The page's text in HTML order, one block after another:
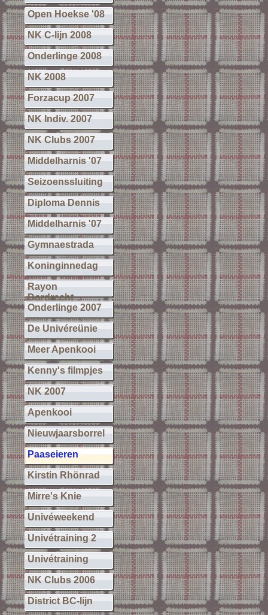
Open Hoekse '08
NK C-lijn 2008
Onderlinge 2008
NK 2008
Forzacup 2007
NK Indiv. 2007
NK Clubs 2007
Middelharnis '07
Seizoenssluiting
Diploma Dennis
Middelharnis '07
Gymnaestrada
Koninginnedag
Rayon
Dordrecht
Onderlinge 2007
De Univéreünie
Meer Apenkooi
Kenny's filmpjes
NK 2007
Apenkooi
Nieuwjaarsborrel
Paaseieren
Kirstin Rhönrad
Mirre's Knie
Univéweekend
Univétraining 2
Univétraining
NK Clubs 2006
District BC-lijn